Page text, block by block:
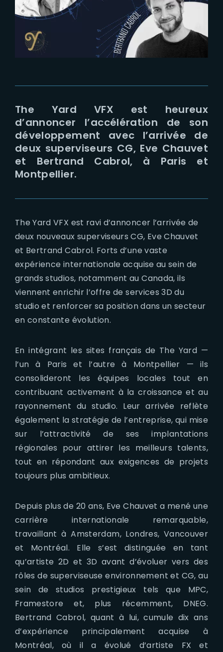
The Yard VFX est heureux
d’annoncer l’accélération de son
développement avec l’arrivée de
deux superviseurs CG, Eve Chauvet
et Bertrand Cabrol, à Paris et
Montpellier.
The Yard VFX est ravi d’annoncer l’arrivée de
deux nouveaux superviseurs CG, Eve Chauvet
et Bertrand Cabrol. Forts d’une vaste
expérience internationale acquise au sein de
grands studios, notamment au Canada, ils
viennent enrichir l’offre de services 3D du
studio et renforcer sa position dans un secteur
en constante évolution.
En intégrant les sites français de The Yard —
l’un à Paris et l’autre à Montpellier — ils
consolideront les équipes locales tout en
contribuant activement à la croissance et au
rayonnement du studio. Leur arrivée reflète
également la stratégie de l’entreprise, qui mise
sur l’attractivité de ses implantations
régionales pour attirer les meilleurs talents,
tout en répondant aux exigences de projets
toujours plus ambitieux.
Depuis plus de 20 ans, Eve Chauvet a mené une
carrière internationale remarquable,
travaillant à Amsterdam, Londres, Vancouver
et Montréal. Elle s’est distinguée en tant
qu’artiste 2D et 3D avant d’évoluer vers des
rôles de superviseuse environnement et CG, au
sein de studios prestigieux tels que MPC,
Framestore et, plus récemment, DNEG.
Bertrand Cabrol, quant à lui, cumule dix ans
d’expérience principalement acquise à
Montréal, où il a évolué d’artiste FX et
Lost Your Password?